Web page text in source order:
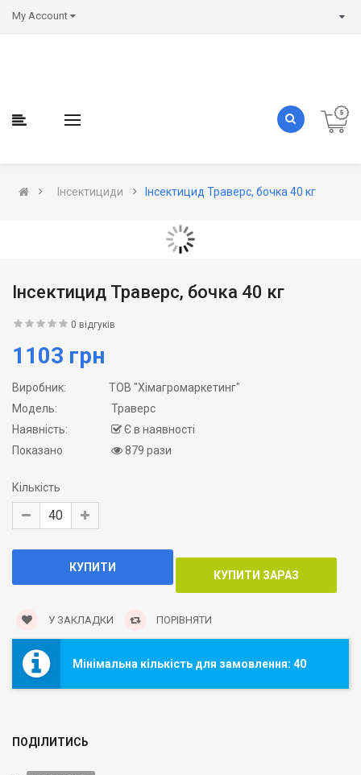
My Account
Інсектициди Інсектицид Траверс, бочка 40 кг
Інсектицид Траверс, бочка 40 кг
0 відгуків
1103 грн
Виробник:
ТОВ "Хімагромаркетинг"
Модель:
Траверс
Наявність:
Є в наявності
Показано
879 рази
Кількість
У ЗАКЛАДКИ ПОРІВНЯТИ
Мінімальна кількість для замовлення: 40
ПОДІЛИТИСЬ